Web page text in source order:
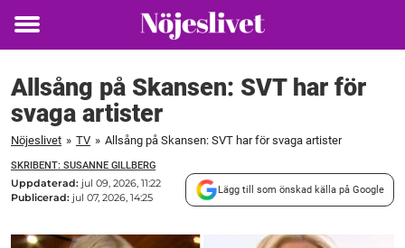
Toggle
Allsång på Skansen: SVT har för
svaga artister
Nöjeslivet » TV » Allsång på Skansen: SVT har för svaga artister
SKRIBENT: SUSANNE GILLBERG
Uppdaterad: jul 09, 2026, 11:22
Publicerad: jul 07, 2026, 14:25
Lägg till som önskad källa på Google